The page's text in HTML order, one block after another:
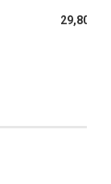
29,80